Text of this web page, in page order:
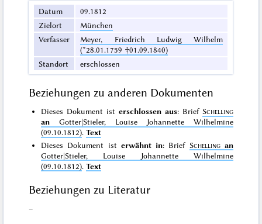
Datum
09.1812
Zielort
München
Verfasser
Meyer, Friedrich Ludwig Wilhelm
(*28.01.1759 †01.09.1840)
Standort
erschlossen
Beziehungen zu anderen Dokumenten
Dieses Dokument ist erschlossen aus: Brief Schelling
an Gotter|Stieler, Louise Johannette Wilhelmine
(09.10.1812).Text
Dieses Dokument ist erwähnt in: Brief Schelling an
Gotter|Stieler, Louise Johannette Wilhelmine
(09.10.1812).Text
Beziehungen zu Literatur
–